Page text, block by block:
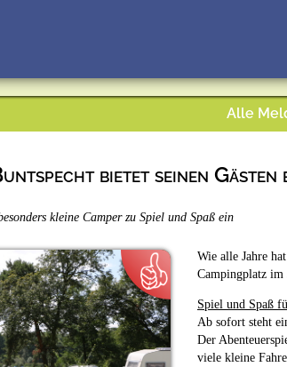
Alle
bietet seinen Gästen
kleine Camper zu Spiel und Spaß ein
Wie alle Jahre
Campingplatz im
Spiel und Spaß
Ab sofort steht
Der
viele kleine